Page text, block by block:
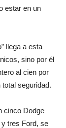
estar en un
llega a esta
sino por él
al cien por
seguridad.
cinco Dodge
tres Ford, se